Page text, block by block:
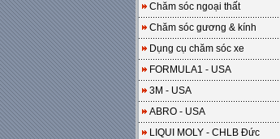
Chăm sóc ngoại thất
Chăm sóc gương & kính
Dụng cụ chăm sóc xe
FORMULA1 - USA
3M - USA
ABRO - USA
LIQUI MOLY - CHLB Đức